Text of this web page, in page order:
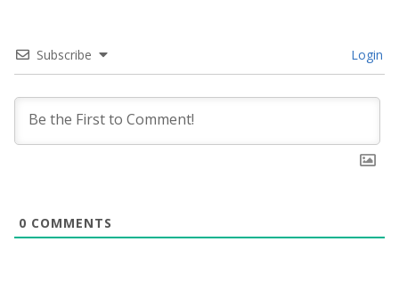
Subscribe Login
0 COMMENTS